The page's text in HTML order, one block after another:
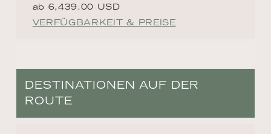
ab 6,439.00 USD
VERFÜGBARKEIT & PREISE
DESTINATIONEN AUF DER
ROUTE